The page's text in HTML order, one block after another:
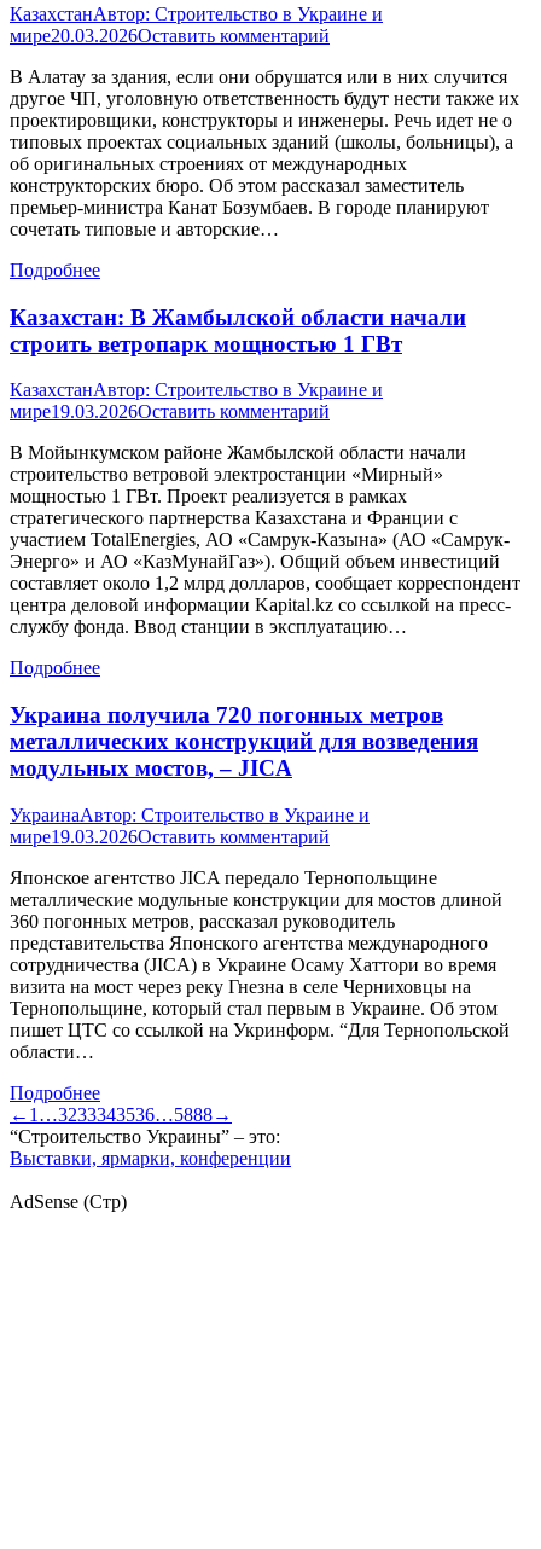
КазахстанАвтор: Строительство в Украине и
мире20.03.2026Оставить комментарий
В Алатау за здания, если они обрушатся или в них случится
другое ЧП, уголовную ответственность будут нести также их
проектировщики, конструкторы и инженеры. Речь идет не о
типовых проектах социальных зданий (школы, больницы), а
об оригинальных строениях от международных
конструкторских бюро. Об этом рассказал заместитель
премьер-министра Канат Бозумбаев. В городе планируют
сочетать типовые и авторские…
Подробнее
Казахстан: В Жамбылской области начали
строить ветропарк мощностью 1 ГВт
КазахстанАвтор: Строительство в Украине и
мире19.03.2026Оставить комментарий
В Мойынкумском районе Жамбылской области начали
строительство ветровой электростанции «Мирный»
мощностью 1 ГВт. Проект реализуется в рамках
стратегического партнерства Казахстана и Франции с
участием TotalEnergies, АО «Самрук-Казына» (АО «Самрук-
Энерго» и АО «КазМунайГаз»). Общий объем инвестиций
составляет около 1,2 млрд долларов, сообщает корреспондент
центра деловой информации Kapital.kz со ссылкой на пресс-
службу фонда. Ввод станции в эксплуатацию…
Подробнее
Украина получила 720 погонных метров
металлических конструкций для возведения
модульных мостов, – JICA
УкраинаАвтор: Строительство в Украине и
мире19.03.2026Оставить комментарий
Японское агентство JICA передало Тернопольщине
металлические модульные конструкции для мостов длиной
360 погонных метров, рассказал руководитель
представительства Японского агентства международного
сотрудничества (JICA) в Украине Осаму Хаттори во время
визита на мост через реку Гнезна в селе Черниховцы на
Тернопольщине, который стал первым в Украине. Об этом
пишет ЦТС со ссылкой на Укринформ. “Для Тернопольской
области…
Подробнее
← 1 …3233343536…5888→
“Строительство Украины” – это:
Выставки, ярмарки, конференции
AdSense (Стр)